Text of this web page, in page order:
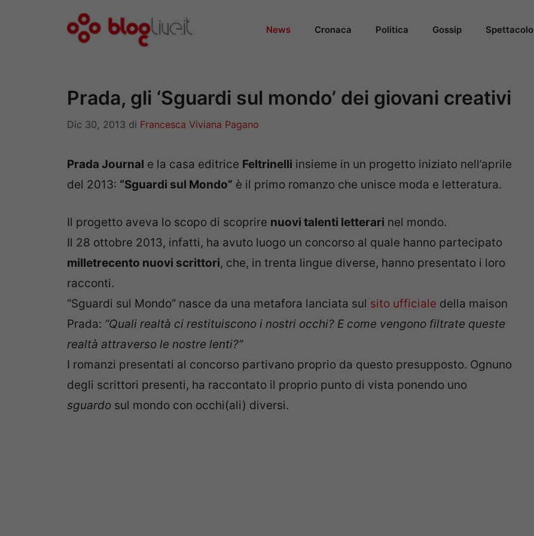
News Cronaca Politica Gossip Spettacolo
Prada, gli ‘Sguardi sul mondo’ dei giovani creativi
Dic 30, 2013 di Francesca Viviana Pagano
Prada Journal e la casa editrice Feltrinelli insieme in un progetto iniziato nell’aprile
del 2013: “Sguardi sul Mondo” è il primo romanzo che unisce moda e letteratura.
Il progetto aveva lo scopo di scoprire nuovi talenti letterari nel mondo.
Il 28 ottobre 2013, infatti, ha avuto luogo un concorso al quale hanno partecipato
milletrecento nuovi scrittori, che, in trenta lingue diverse, hanno presentato i loro
racconti.
“Sguardi sul Mondo” nasce da una metafora lanciata sul sito ufficiale della maison
Prada: “Quali realtà ci restituiscono i nostri occhi? E come vengono filtrate queste
realtà attraverso le nostre lenti?”
I romanzi presentati al concorso partivano proprio da questo presupposto. Ognuno
degli scrittori presenti, ha raccontato il proprio punto di vista ponendo uno
sguardo sul mondo con occhi(ali) diversi.